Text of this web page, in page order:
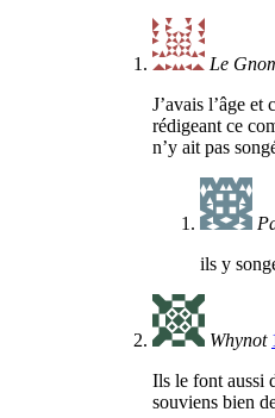
Le
J’avais l’âge et
rédigeant ce
n’y ait pas
ils y
Whynot
Ils le font aussi
souviens bien